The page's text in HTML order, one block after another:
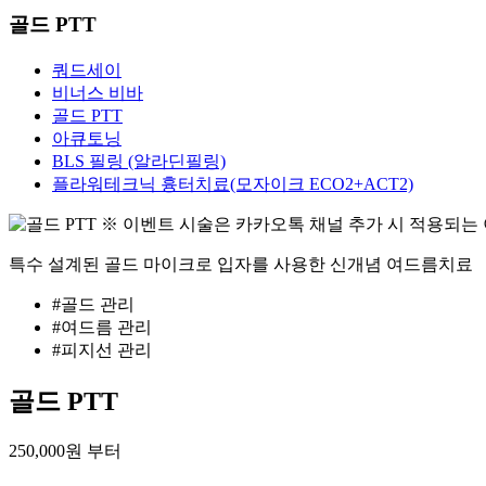
골드 PTT
쿼드세이
비너스 비바
골드 PTT
아큐토닝
BLS 필링 (알라딘필링)
플라워테크닉 흉터치료(모자이크 ECO2+ACT2)
※ 이벤트 시술은 카카오톡 채널 추가 시 적용되는
특수 설계된 골드 마이크로 입자를 사용한 신개념 여드름치료
#골드 관리
#여드름 관리
#피지선 관리
골드 PTT
250,000원 부터